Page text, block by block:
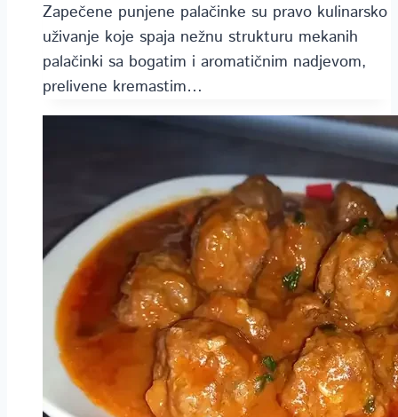
Zapečene punjene palačinke su pravo kulinarsko
uživanje koje spaja nežnu strukturu mekanih
palačinki sa bogatim i aromatičnim nadjevom,
prelivene kremastim…